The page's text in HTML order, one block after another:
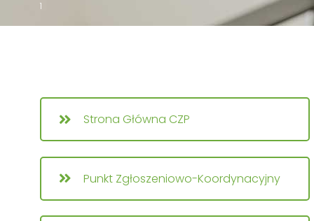
1
Strona Główna CZP
Punkt Zgłoszeniowo-Koordynacyjny